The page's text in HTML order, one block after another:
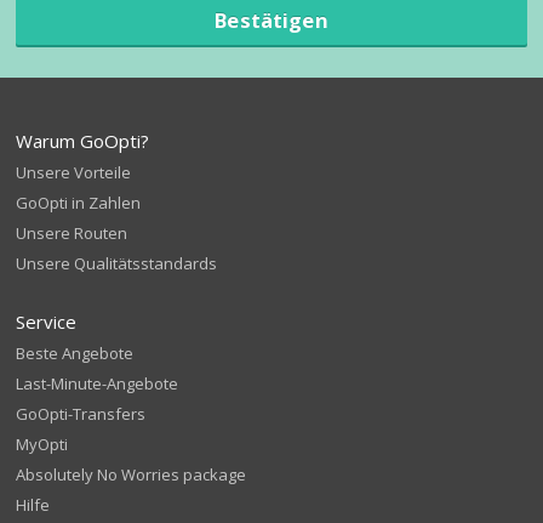
Bestätigen
Warum GoOpti?
Unsere Vorteile
GoOpti in Zahlen
Unsere Routen
Unsere Qualitätsstandards
Service
Beste Angebote
Last-Minute-Angebote
GoOpti-Transfers
MyOpti
Absolutely No Worries package
Hilfe